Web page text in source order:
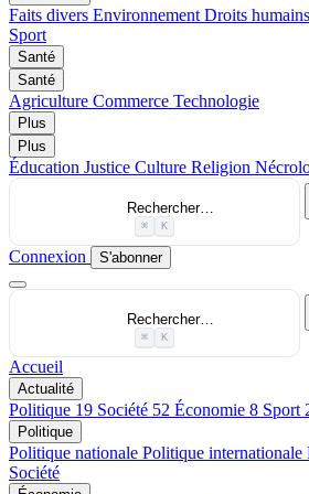
Faits divers Environnement Droits humains
Sport
Santé
Santé
Agriculture Commerce Technologie
Plus
Plus
Éducation Justice Culture Religion
Rechercher…
⌘ K
Connexion S'abonner
Rechercher…
⌘ K
Accueil
Actualité
Politique 19 Société 52 Économie 8 Sport
Politique
Politique nationale Politique internationale
Société